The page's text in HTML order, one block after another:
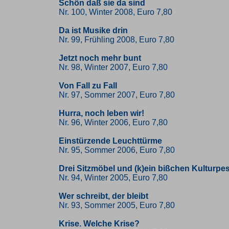
Schön daß sie da sind
Nr. 100, Winter 2008, Euro 7,80
Da ist Musike drin
Nr. 99, Frühling 2008, Euro 7,80
Jetzt noch mehr bunt
Nr. 98, Winter 2007, Euro 7,80
Von Fall zu Fall
Nr. 97, Sommer 2007, Euro 7,80
Hurra, noch leben wir!
Nr. 96, Winter 2006, Euro 7,80
Einstürzende Leuchttürme
Nr. 95, Sommer 2006, Euro 7,80
Drei Sitzmöbel und (k)ein bißchen
Nr. 94, Winter 2005, Euro 7,80
Wer schreibt, der bleibt
Nr. 93, Sommer 2005, Euro 7,80
Krise. Welche Krise?